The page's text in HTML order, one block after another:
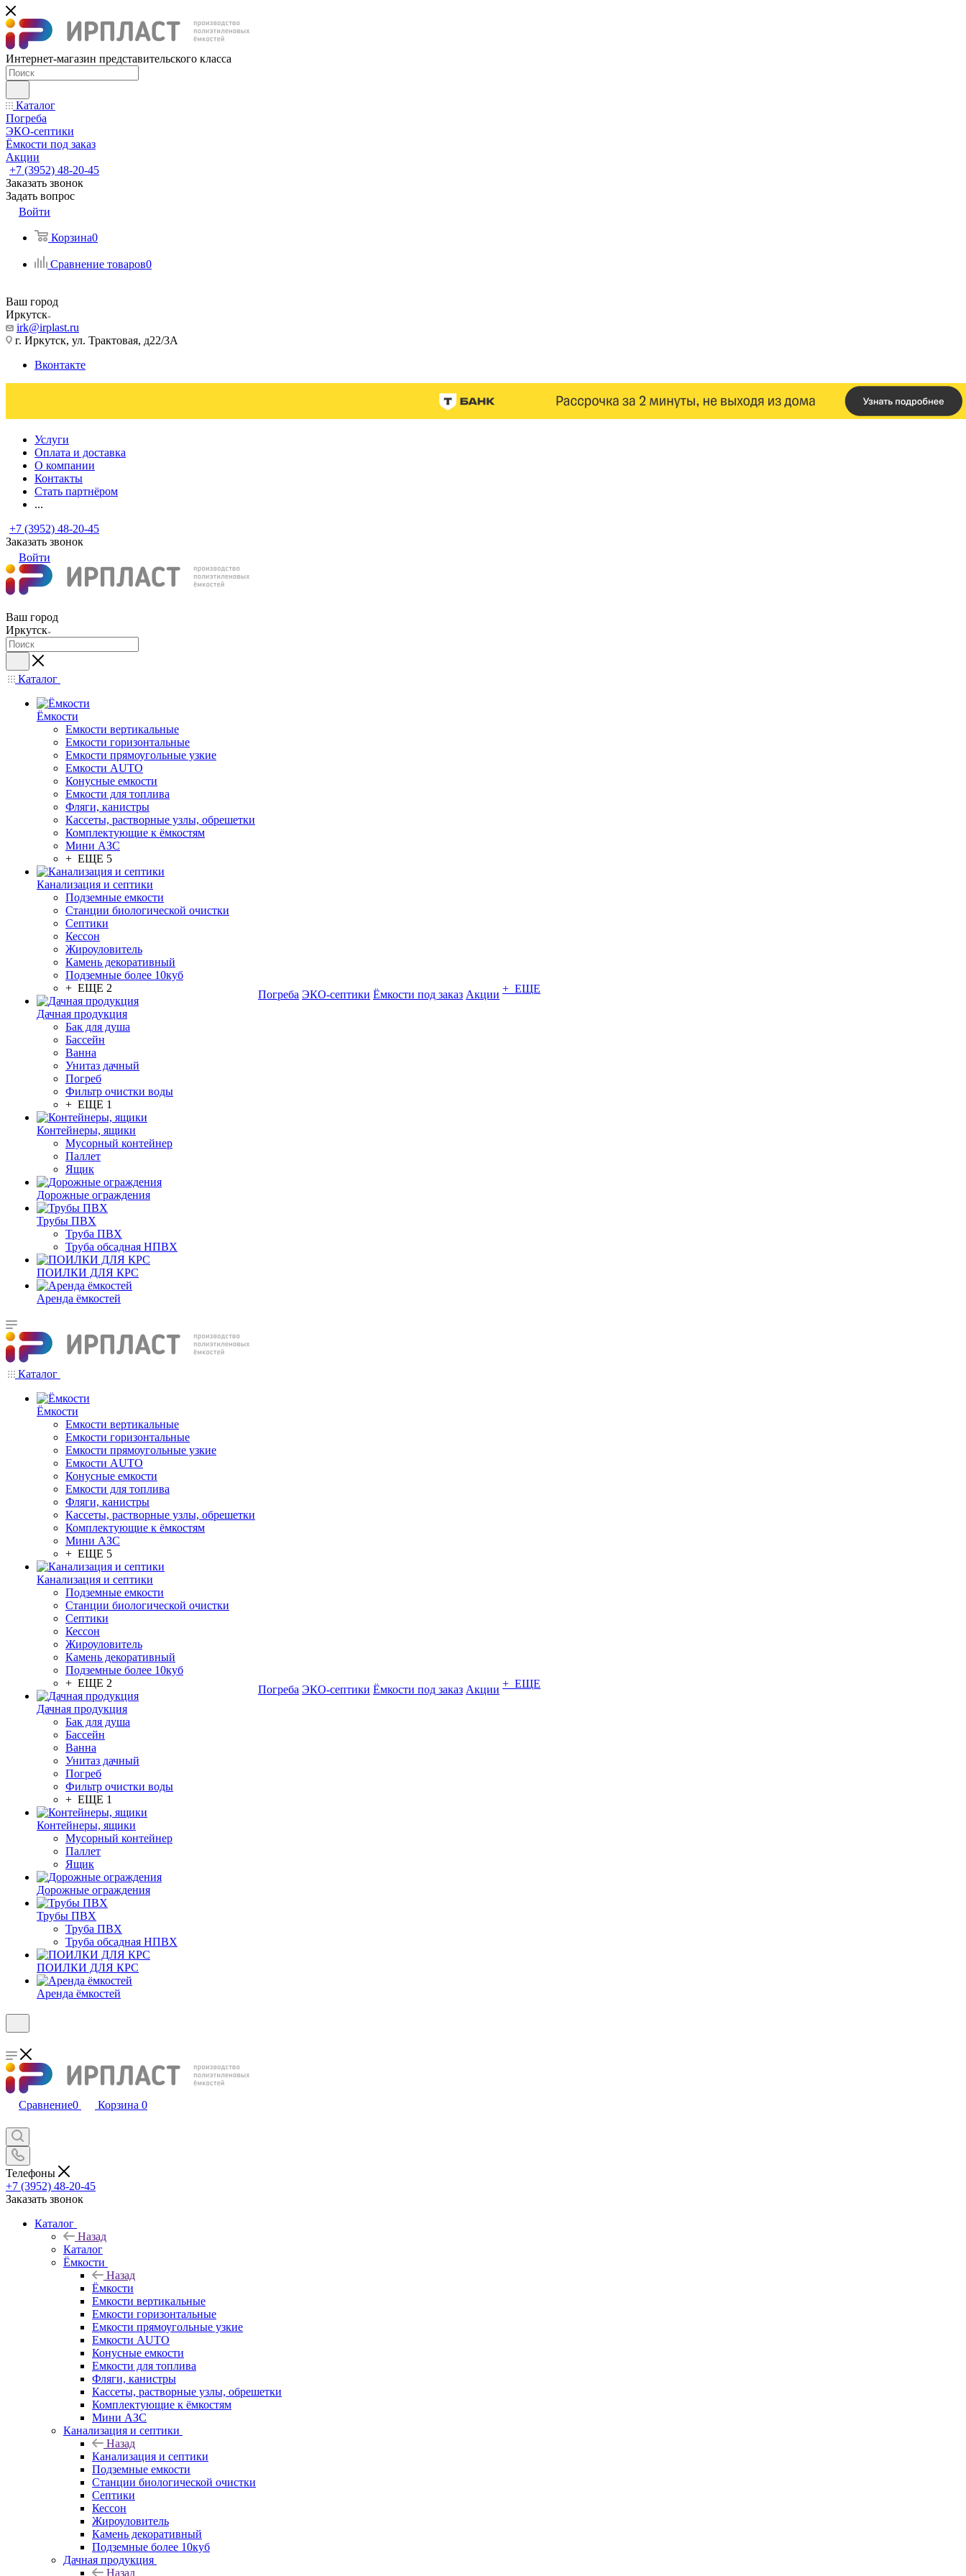
Интернет-магазин представительского класса
Каталог
Погреба
ЭКО-септики
Ёмкости под заказ
Акции
+7 (3952) 48-20-45
Заказать звонок
Задать вопрос
Войти
Корзина0
Сравнение товаров0
Ваш город
Иркутск
irk@irplast.ru
г. Иркутск, ул. Трактовая, д22/3А
Вконтакте
Услуги
Оплата и доставка
О компании
Контакты
Стать партнёром
...
+7 (3952) 48-20-45
Заказать звонок
Войти
Ваш город
Иркутск
Каталог
Ёмкости
Емкости вертикальные
Емкости горизонтальные
Емкости прямоугольные узкие
Емкости АUТО
Конусные емкости
Емкости для топлива
Фляги, канистры
Кассеты, растворные узлы, обрешетки
Комплектующие к ёмкостям
Мини АЗС
+ ЕЩЕ 5
Канализация и септики
Подземные емкости
Станции биологической очистки
Септики
Кессон
Жироуловитель
Камень декоративный
Подземные более 10куб
+ ЕЩЕ 2
Дачная продукция
Бак для душа
Бассейн
Ванна
Унитаз дачный
Погреб
Фильтр очистки воды
+ ЕЩЕ 1
Контейнеры, ящики
Мусорный контейнер
Паллет
Ящик
Дорожные ограждения
Трубы ПВХ
Труба ПВХ
Труба обсадная НПВХ
ПОИЛКИ ДЛЯ КРС
Аренда ёмкостей
Погреба ЭКО-септики Ёмкости под заказ Акции + ЕЩЕ
Каталог
Ёмкости
Емкости вертикальные
Емкости горизонтальные
Емкости прямоугольные узкие
Емкости АUТО
Конусные емкости
Емкости для топлива
Фляги, канистры
Кассеты, растворные узлы, обрешетки
Комплектующие к ёмкостям
Мини АЗС
+ ЕЩЕ 5
Канализация и септики
Подземные емкости
Станции биологической очистки
Септики
Кессон
Жироуловитель
Камень декоративный
Подземные более 10куб
+ ЕЩЕ 2
Дачная продукция
Бак для душа
Бассейн
Ванна
Унитаз дачный
Погреб
Фильтр очистки воды
+ ЕЩЕ 1
Контейнеры, ящики
Мусорный контейнер
Паллет
Ящик
Дорожные ограждения
Трубы ПВХ
Труба ПВХ
Труба обсадная НПВХ
ПОИЛКИ ДЛЯ КРС
Аренда ёмкостей
Погреба ЭКО-септики Ёмкости под заказ Акции + ЕЩЕ
Сравнение0 Корзина 0
Телефоны
+7 (3952) 48-20-45
Заказать звонок
Каталог
Назад
Каталог
Ёмкости
Назад
Ёмкости
Емкости вертикальные
Емкости горизонтальные
Емкости прямоугольные узкие
Емкости АUТО
Конусные емкости
Емкости для топлива
Фляги, канистры
Кассеты, растворные узлы, обрешетки
Комплектующие к ёмкостям
Мини АЗС
Канализация и септики
Назад
Канализация и септики
Подземные емкости
Станции биологической очистки
Септики
Кессон
Жироуловитель
Камень декоративный
Подземные более 10куб
Дачная продукция
Назад